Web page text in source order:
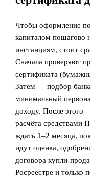
Чтобы оформление
капиталом пошагово
инстанциям, стоит
Сначала проверяют
сертификата
Затем — подбор
минимальный
доходу. После этого
расчёта средствами
ждать 1–2 месяца,
идут оценка,
договора купли-
Росреестре и